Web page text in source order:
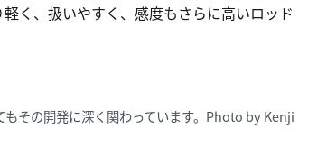
く、扱いやすく、感度もさらに高いロッド
もその開発に深く関わっています。Photo by Kenji